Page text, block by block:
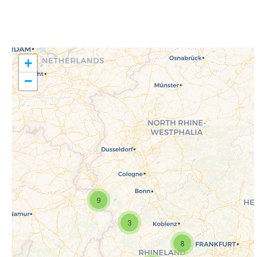
Travelers' Map wird geladen …
Wenn du dies siehst, nachdem
deine Seite vollständig geladen
wurde, fehlen leafletJS-Dateien.
8
3
9
+
−